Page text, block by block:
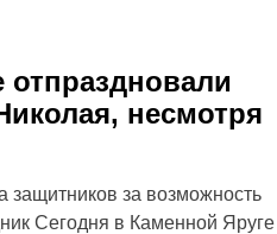
несмотря
защитников за возможность
Сегодня в Каменной Яруге